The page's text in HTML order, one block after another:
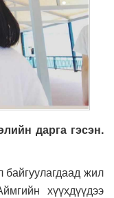
дарга гэсэн.
жил
хүүхдүүдээ